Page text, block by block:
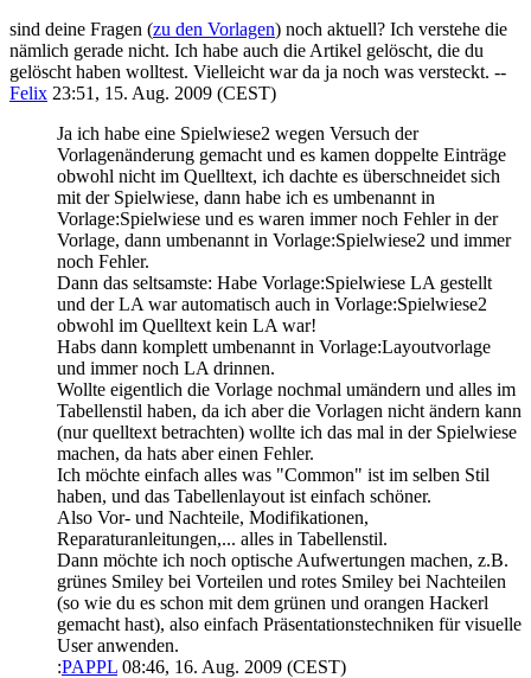
sind deine Fragen (zu den Vorlagen) noch aktuell? Ich verstehe die
nämlich gerade nicht. Ich habe auch die Artikel gelöscht, die du
gelöscht haben wolltest. Vielleicht war da ja noch was versteckt. --
Felix 23:51, 15. Aug. 2009 (CEST)
Ja ich habe eine Spielwiese2 wegen Versuch der
Vorlagenänderung gemacht und es kamen doppelte Einträge
obwohl nicht im Quelltext, ich dachte es überschneidet sich
mit der Spielwiese, dann habe ich es umbenannt in
Vorlage:Spielwiese und es waren immer noch Fehler in der
Vorlage, dann umbenannt in Vorlage:Spielwiese2 und immer
noch Fehler.
Dann das seltsamste: Habe Vorlage:Spielwiese LA gestellt
und der LA war automatisch auch in Vorlage:Spielwiese2
obwohl im Quelltext kein LA war!
Habs dann komplett umbenannt in Vorlage:Layoutvorlage
und immer noch LA drinnen.
Wollte eigentlich die Vorlage nochmal umändern und alles im
Tabellenstil haben, da ich aber die Vorlagen nicht ändern kann
(nur quelltext betrachten) wollte ich das mal in der Spielwiese
machen, da hats aber einen Fehler.
Ich möchte einfach alles was "Common" ist im selben Stil
haben, und das Tabellenlayout ist einfach schöner.
Also Vor- und Nachteile, Modifikationen,
Reparaturanleitungen,... alles in Tabellenstil.
Dann möchte ich noch optische Aufwertungen machen, z.B.
grünes Smiley bei Vorteilen und rotes Smiley bei Nachteilen
(so wie du es schon mit dem grünen und orangen Hackerl
gemacht hast), also einfach Präsentationstechniken für visuelle
User anwenden.
:PAPPL 08:46, 16. Aug. 2009 (CEST)